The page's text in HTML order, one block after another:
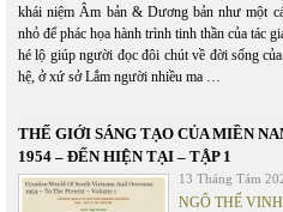
khái niệm Âm bản & Dương bản như một
nhỏ để phác họa hành trình tinh thần của tác
hé lộ giúp người đọc đôi chút về đời sống
hệ, ở xứ sở Lắm người nhiều ma …
THẾ GIỚI SÁNG TẠO CỦA MIỀN
1954 – ĐẾN HIỆN TẠI – TẬP 1
13 Tháng Tám
NGÔ THẾ VINH